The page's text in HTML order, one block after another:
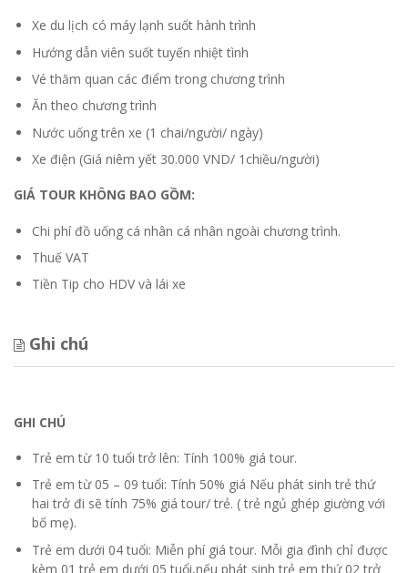
Xe du lịch có máy lạnh suốt hành trình
Hướng dẫn viên suốt tuyến nhiệt tình
Vé thăm quan các điểm trong chương trình
Ăn theo chương trình
Nước uống trên xe (1 chai/người/ ngày)
Chi phí đồ uống cá nhân cá nhân ngoài chương trình.
Thuế VAT
Ghi chú
Trẻ em từ 10 tuổi trở lên: Tính 100% giá tour.
Trẻ em từ 05 – 09 tuổi: Tính 50% giá Nếu phát sinh trẻ thứ
hai trở đi sẽ tính 75% giá tour/ trẻ. ( trẻ ngủ ghép giường với
bố mẹ).